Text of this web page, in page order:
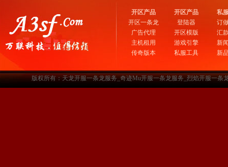
开区产品
开区一条龙
广告代理
主机租用
传奇版本
开区产品
登陆器
开区模版
游戏引擎
私服工具
私
订
汇
新
新
版权所有：天龙开服一条龙服务_奇迹Mu开服一条龙服务_烈焰开服一条